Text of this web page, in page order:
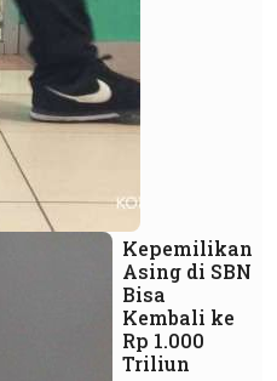
Kepemilikan
Asing di SBN
Bisa
Kembali ke
Rp 1.000
Triliun